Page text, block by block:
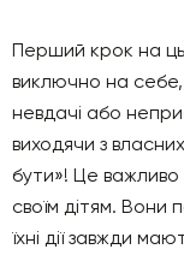
Перший крок на
виключно на себе,
невдачі або
виходячи з
бути»! Це важливо
своїм дітям. Вони
їхні дії завжди